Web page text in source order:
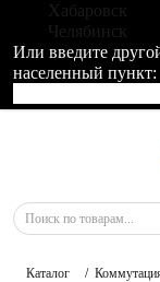
Хабаровск
Челябинск
Или введите
населенный пункт:
Каталог /